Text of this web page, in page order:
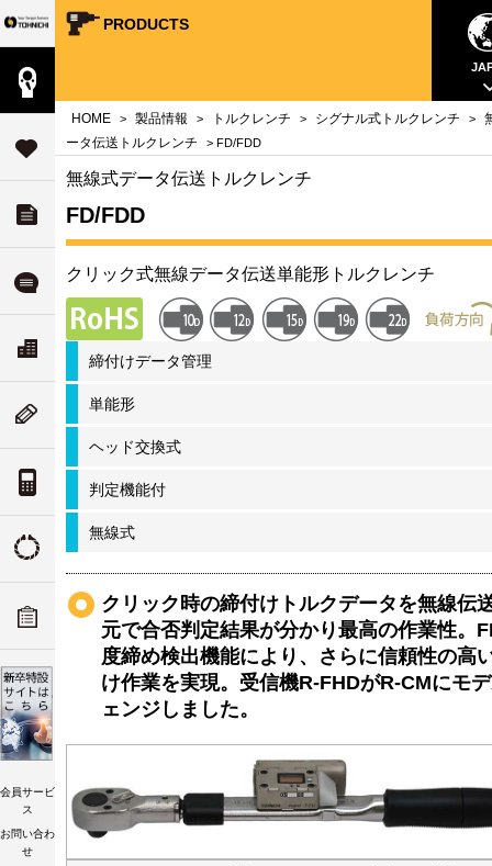
Your Torque Partner TOHNICHI
サポート
ダウンロード
よくある質問
ニューストピックス
トルク単位の換算
トルクの由来
トルク講習会
会員サービ
ス
お問い合わ
せ
close
close
close
デ
ツリ
close
て
ティ
close
close
close PRODUCTS
HOME > 製品情報 > トルクレンチ > シグナル式トルクレンチ >
ータ伝送トルクレンチ
> FD/FDD
無線式データ伝送トルクレンチ
FD/FDD
クリック式無線データ伝送単能形トルクレンチ
締付けデータ管理
単能形
ヘッド交換式
判定機能付
無線式
クリック時の締付けトルクデータを無線伝
元で合否判定結果が分かり最高の作業性。
度締め検出機能により、さらに信頼性の高
け作業を実現。受信機R-FHDがR-CMにモ
ェンジしました。